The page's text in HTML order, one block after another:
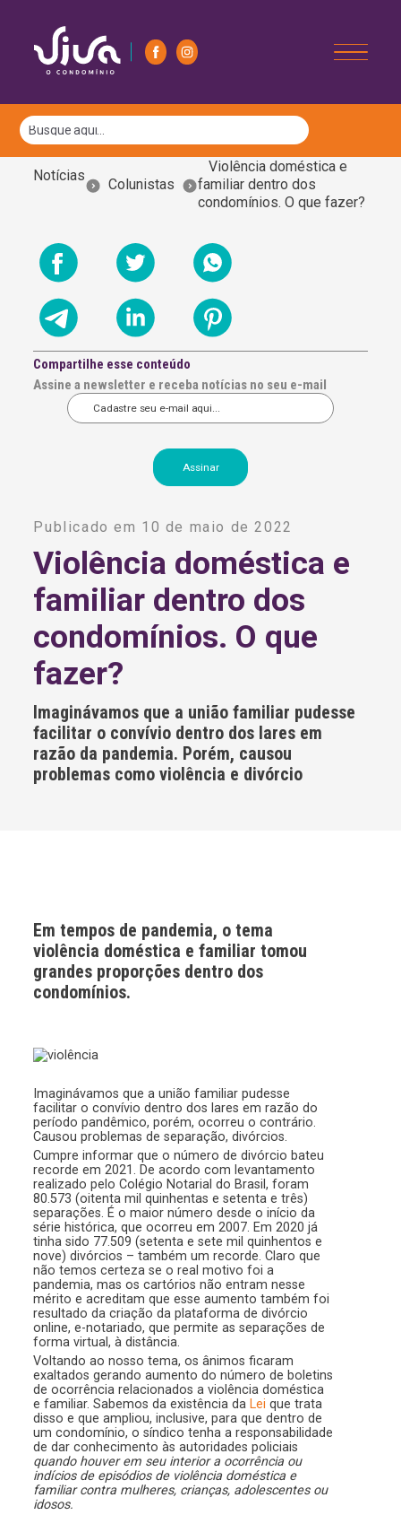
Notícias
Colunistas
Violência doméstica e
familiar dentro dos
condomínios. O que fazer?
Compartilhe esse conteúdo
Assine a newsletter e receba notícias no seu e-mail
t
r
n
a
v
:
Publicado em 10 de maio de 2022
Violência doméstica e
familiar dentro dos
condomínios. O que
fazer?
Imaginávamos que a união familiar pudesse
facilitar o convívio dentro dos lares em
razão da pandemia. Porém, causou
problemas como violência e divórcio
Em tempos de pandemia, o tema
violência doméstica e familiar tomou
grandes proporções dentro dos
condomínios.
Imaginávamos que a união familiar pudesse
facilitar o convívio dentro dos lares em razão do
período pandêmico, porém, ocorreu o contrário.
Causou problemas de separação, divórcios.
Cumpre informar que o número de divórcio bateu
recorde em 2021. De acordo com levantamento
realizado pelo Colégio Notarial do Brasil, foram
80.573 (oitenta mil quinhentas e setenta e três)
separações. É o maior número desde o início da
série histórica, que ocorreu em 2007. Em 2020 já
tinha sido 77.509 (setenta e sete mil quinhentos e
nove) divórcios – também um recorde. Claro que
não temos certeza se o real motivo foi a
pandemia, mas os cartórios não entram nesse
mérito e acreditam que esse aumento também foi
resultado da criação da plataforma de divórcio
online, e-notariado, que permite as separações de
forma virtual, à distância.
Voltando ao nosso tema, os ânimos ficaram
exaltados gerando aumento do número de boletins
de ocorrência relacionados a violência doméstica
e familiar. Sabemos da existência da Lei que trata
disso e que ampliou, inclusive, para que dentro de
um condomínio, o síndico tenha a responsabilidade
de dar conhecimento às autoridades policiais
quando houver em seu interior a ocorrência ou
indícios de episódios de violência doméstica e
familiar contra mulheres, crianças, adolescentes ou
idosos.